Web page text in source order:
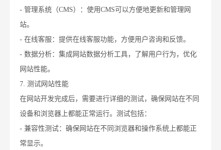
- 管理系统（CMS）：使用CMS可以方便地更新和管理网
站。
- 在线客服：提供在线客服功能，方便用户咨询和反馈。
- 数据分析：集成网站数据分析工具，了解用户行为，优化
网站性能。
7. 测试网站性能
在网站开发完成后，需要进行详细的测试，确保网站在不同
设备和浏览器上都能正常运行。测试包括：
- 兼容性测试：确保网站在不同浏览器和操作系统上都能正
常显示。